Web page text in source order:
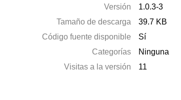
Versión
1.0.3-3
Tamaño de descarga
39.7 KB
Código fuente disponible
Sí
Categorías
Ninguna
Visitas a la versión
11